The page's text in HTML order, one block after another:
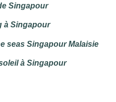
Singapour
à Singapour
seas Singapour Malaisie
à Singapour